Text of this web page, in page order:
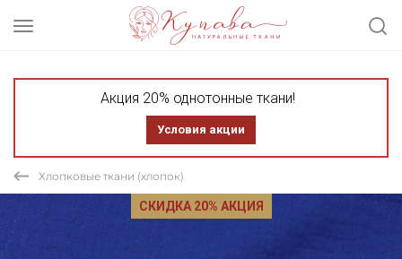
Акция 20% однотонные ткани!
Условия акции
Хлопковые ткани (хлопок)
СКИДКА 20% АКЦИЯ